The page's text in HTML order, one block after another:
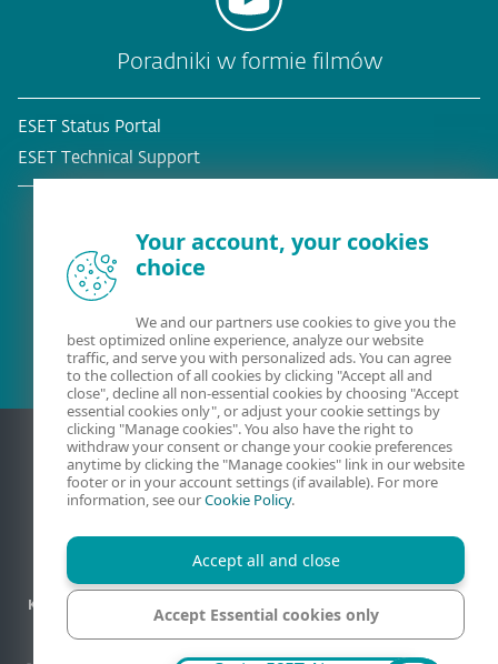
Poradniki w formie filmów
ESET Status Portal
ESET Technical Support
Kontact Informacje prawne
Zgłoś podatność
Your account, your cookies
choice
We and our partners use cookies to give you the
best optimized online experience, analyze our website
traffic, and serve you with personalized ads. You can agree
to the collection of all cookies by clicking "Accept all and
close", decline all non-essential cookies by choosing "Accept
essential cookies only", or adjust your cookie settings by
clicking "Manage cookies". You also have the right to
withdraw your consent or change your cookie preferences
anytime by clicking the "Manage cookies" link in our website
footer or in your account settings (if available). For more
information, see ourCookie Policy.
Accept all and close
Accept Essential cookies only